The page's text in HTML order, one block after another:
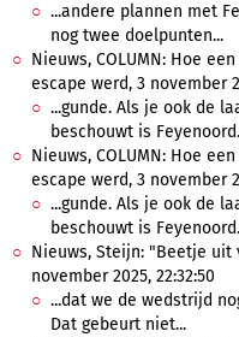
...andere plannen met
nog twee doelpunten...
Nieuws, COLUMN: Hoe
escape werd, 3 november
...gunde. Als je ook de
beschouwt is
Nieuws, COLUMN: Hoe
escape werd, 3 november
...gunde. Als je ook de
beschouwt is
Nieuws, Steijn: "Beetje uit
november 2025, 22:32:50
...dat we de wedstrijd
Dat gebeurt niet...